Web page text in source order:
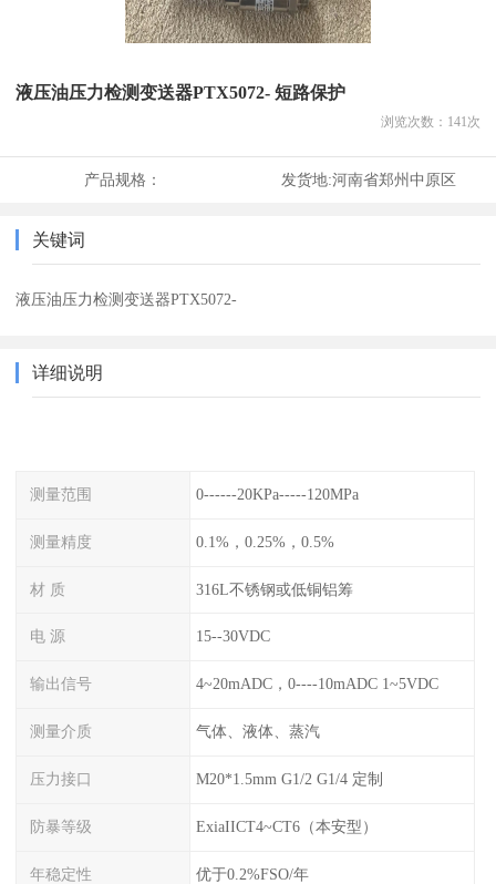
液压油压力检测变送器PTX5072- 短路保护
浏览次数： 141次
产品规格： 发货地:河南省郑州中原区
关键词
液压油压力检测变送器PTX5072-
详细说明
测量范围 0------20KPa-----120MPa
测量精度 0.1%，0.25%，0.5%
材 质 316L不锈钢或低铜铝筹
电 源 15--30VDC
输出信号 4~20mADC，0----10mADC 1~5VDC
测量介质 气体、液体、蒸汽
压力接口 M20*1.5mm G1/2 G1/4 定制
防暴等级 ExiaIICT4~CT6（本安型）
年稳定性 优于0.2%FSO/年